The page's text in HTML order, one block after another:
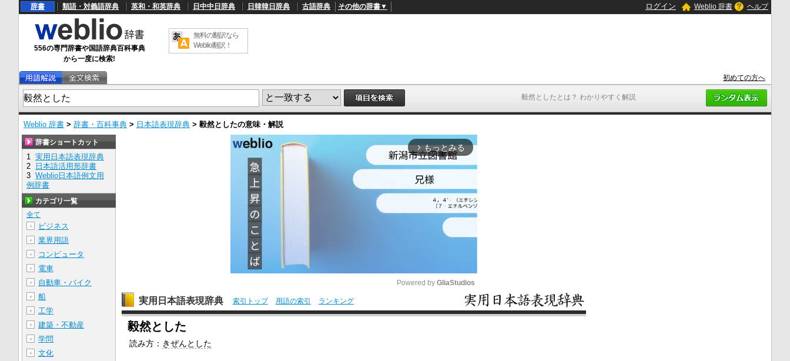
毅然としたとは？ わかりやすく解説
辞書 類語・対義語辞典 英和・和英辞典 日中中日辞典 日韓韓日辞典 古語辞典 その他の辞書▼ ログイン Weblio 辞書 ヘルプ
556の専門辞書や国語辞典百科事典
から一度に検索!
無料の翻訳なら
Weblio翻訳！
初めての方へ
Weblio 辞書 > 辞書・百科事典 > 日本語表現辞典 > 毅然としたの意味・解説
arrow_forward_ios もっとみる
M
Powered by GliaStudios
実用日本語表現辞典 索引トップ 用語の索引 ランキング
毅然とした
読み方： きぜんとした
辞書ショートカット
1 実用日本語表現辞典
2
日本語活用形辞書
3 Weblio日本語例文用
例辞書
カテゴリ一覧
全て
＋
ビジネス
＋ 業界用語
＋ コンピュータ
＋ 電車
＋ 自動車・バイク
＋ 船
＋ 工学
＋ 建築・不動産
＋ 学問
＋ 文化